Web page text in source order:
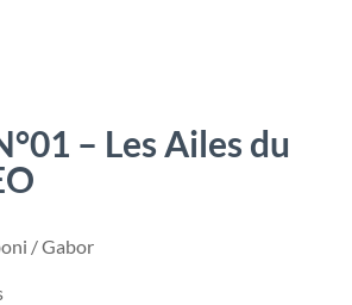
– Les Ailes du
/ Gabor